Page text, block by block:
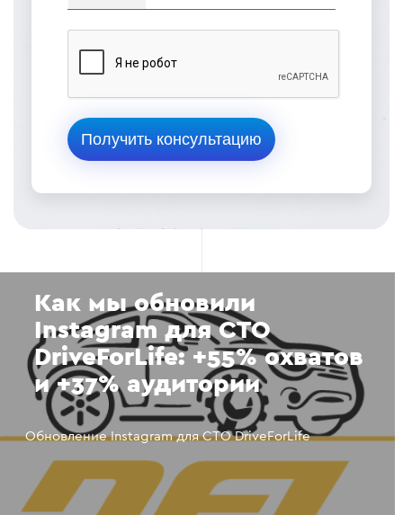
Как мы обновили
Instagram для СТО
DriveForLife: +55% охватов
и +37% аудитории
Обновление Instagram для СТО DriveForLife